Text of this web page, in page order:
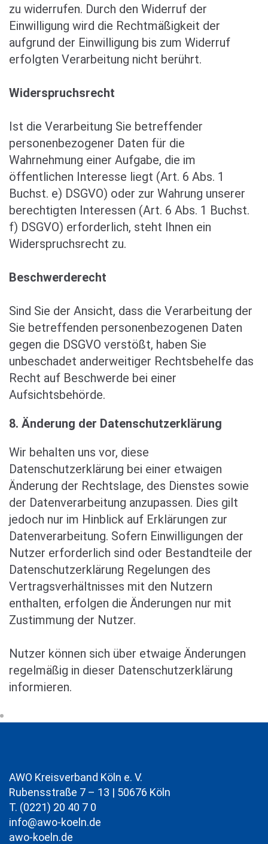
zu widerrufen. Durch den Widerruf der
Einwilligung wird die Rechtmäßigkeit der
aufgrund der Einwilligung bis zum Widerruf
erfolgten Verarbeitung nicht berührt.
Widerspruchsrecht
Ist die Verarbeitung Sie betreffender
personenbezogener Daten für die
Wahrnehmung einer Aufgabe, die im
öffentlichen Interesse liegt (Art. 6 Abs. 1
Buchst. e) DSGVO) oder zur Wahrung unserer
berechtigten Interessen (Art. 6 Abs. 1 Buchst.
f) DSGVO) erforderlich, steht Ihnen ein
Widerspruchsrecht zu.
Beschwerderecht
Sind Sie der Ansicht, dass die Verarbeitung der
Sie betreffenden personenbezogenen Daten
gegen die DSGVO verstößt, haben Sie
unbeschadet anderweitiger Rechtsbehelfe das
Recht auf Beschwerde bei einer
Aufsichtsbehörde.
8. Änderung der Datenschutzerklärung
Wir behalten uns vor, diese
Datenschutzerklärung bei einer etwaigen
Änderung der Rechtslage, des Dienstes sowie
der Datenverarbeitung anzupassen. Dies gilt
jedoch nur im Hinblick auf Erklärungen zur
Datenverarbeitung. Sofern Einwilligungen der
Nutzer erforderlich sind oder Bestandteile der
Datenschutzerklärung Regelungen des
Vertragsverhältnisses mit den Nutzern
enthalten, erfolgen die Änderungen nur mit
Zustimmung der Nutzer.
Nutzer können sich über etwaige Änderungen
regelmäßig in dieser Datenschutzerklärung
informieren.
AWO Kreisverband Köln e. V.
Rubensstraße 7 – 13 | 50676 Köln
T. (0221) 20 40 7 0
info@awo-koeln.de
awo-koeln.de